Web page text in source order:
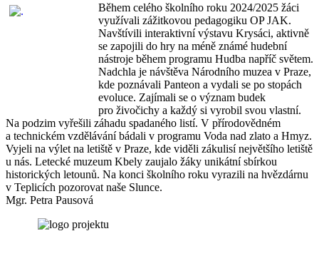
Během celého školního roku 2024/2025 žáci
využívali zážitkovou pedagogiku OP JAK.
Navštívili interaktivní výstavu Krysáci, aktivně
se zapojili do hry na méně známé hudební
nástroje během programu Hudba napříč světem.
Nadchla je návštěva Národního muzea v Praze,
kde poznávali Panteon a vydali se po stopách
evoluce. Zajímali se o význam budek
pro živočichy a každý si vyrobil svou vlastní.
Na podzim vyřešili záhadu spadaného listí. V přírodovědném
a technickém vzdělávání bádali v programu Voda nad zlato a Hmyz.
Vyjeli na výlet na letiště v Praze, kde viděli zákulisí největšího letiště
u nás. Letecké muzeum Kbely zaujalo žáky unikátní sbírkou
historických letounů. Na konci školního roku vyrazili na hvězdárnu
v Teplicích pozorovat naše Slunce.
Mgr. Petra Pausová